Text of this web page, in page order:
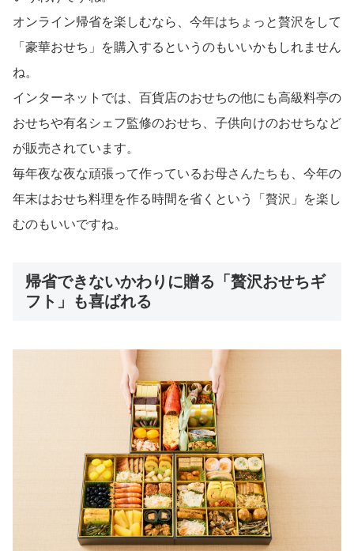
オンライン帰省を楽しむなら、今年はちょっと贅沢をして
「豪華おせち」を購入するというのもいいかもしれません
ね。
インターネットでは、百貨店のおせちの他にも高級料亭の
おせちや有名シェフ監修のおせち、子供向けのおせちなど
が販売されています。
毎年夜な夜な頑張って作っているお母さんたちも、今年の
年末はおせち料理を作る時間を省くという「贅沢」を楽し
むのもいいですね。
帰省できないかわりに贈る「贅沢おせちギ
フト」も喜ばれる